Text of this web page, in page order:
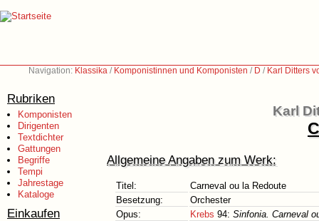
Navigation: Klassika / Komponistinnen und Komponisten / D / Karl Ditters
Rubriken
Komponisten
Dirigenten
Textdichter
Gattungen
Begriffe
Tempi
Jahrestage
Kataloge
Einkaufen
Karl
Allgemeine Angaben zum Werk:
Titel:
Carneval ou la Redoute
Besetzung:
Orchester
Opus:
Krebs 94: Sinfonia. Carneval